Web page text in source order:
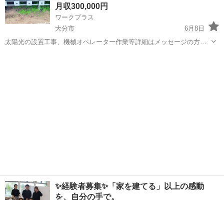
月収300,000円
ワークプラス
大分市
6月8日
太陽光の設置工事、機械オペレーター作業等詳細はメッセージの方で
✨経験者募集✨「家を建てる」以上の感動
を、自分の手で。